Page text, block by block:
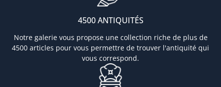
4500 ANTIQUITÉS
Notre galerie vous propose une collection riche de plus de
4500 articles pour vous permettre de trouver l'antiquité qui
vous correspond.